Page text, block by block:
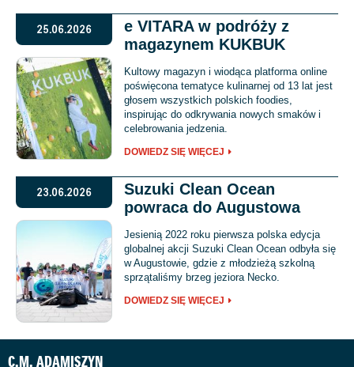
25.06.2026
e VITARA w podróży z
magazynem KUKBUK
Kultowy magazyn i wiodąca platforma online
poświęcona tematyce kulinarnej od 13 lat jest
głosem wszystkich polskich foodies,
inspirując do odkrywania nowych smaków i
celebrowania jedzenia.
DOWIEDZ SIĘ WIĘCEJ
23.06.2026
Suzuki Clean Ocean
powraca do Augustowa
Jesienią 2022 roku pierwsza polska edycja
globalnej akcji Suzuki Clean Ocean odbyła się
w Augustowie, gdzie z młodzieżą szkolną
sprzątaliśmy brzeg jeziora Necko.
DOWIEDZ SIĘ WIĘCEJ
C.M. ADAMISZYN